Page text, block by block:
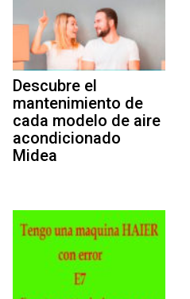
Descubre el
mantenimiento de
cada modelo de aire
acondicionado
Midea